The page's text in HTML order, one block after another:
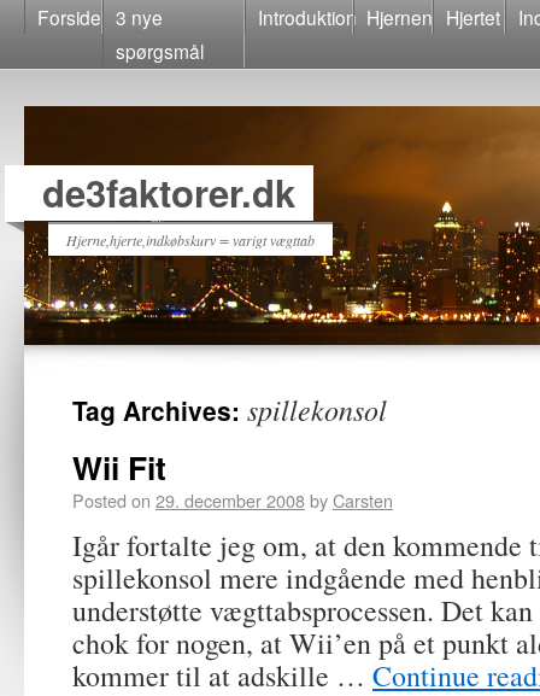
Forside 3 nye
spørgsmål
Introduktion Hjernen Hjertet
de3faktorer.dk
Hjerne,hjerte,indkøbskurv = varigt vægttab
Tag Archives: spillekonsol
Wii Fit
Posted on 29. december 2008byCarsten
Igår fortalte jeg om, at den kommende
spillekonsol mere indgående med
understøtte vægttabsprocessen. Det
chok for nogen, at Wii’en på et punkt
kommer til at adskille … Continue